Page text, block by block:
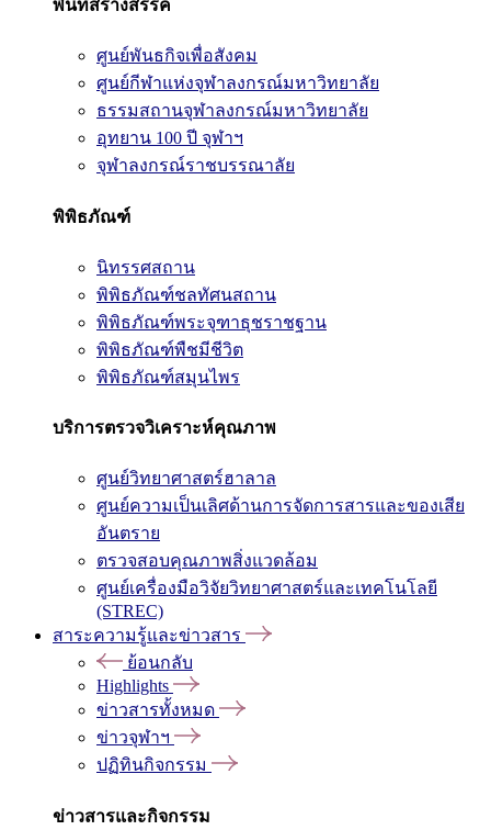
พื้นที่สร้างสรรค์
ศูนย์พันธกิจเพื่อสังคม
ศูนย์กีฬาแห่งจุฬาลงกรณ์มหาวิทยาลัย
ธรรมสถานจุฬาลงกรณ์มหาวิทยาลัย
อุทยาน 100 ปี จุฬาฯ
จุฬาลงกรณ์ราชบรรณาลัย
พิพิธภัณฑ์
นิทรรศสถาน
พิพิธภัณฑ์ชลทัศนสถาน
พิพิธภัณฑ์พระจุฑาธุชราชฐาน
พิพิธภัณฑ์พืชมีชีวิต
พิพิธภัณฑ์สมุนไพร
บริการตรวจวิเคราะห์คุณภาพ
ศูนย์วิทยาศาสตร์ฮาลาล
ศูนย์ความเป็นเลิศด้านการจัดการสารและของเสีย
อันตราย
ตรวจสอบคุณภาพสิ่งแวดล้อม
ศูนย์เครื่องมือวิจัยวิทยาศาสตร์และเทคโนโลยี
(STREC)
สาระความรู้และข่าวสาร
ย้อนกลับ
Highlights
ข่าวสารทั้งหมด
ข่าวจุฬาฯ
ปฏิทินกิจกรรม
ข่าวสารและกิจกรรม